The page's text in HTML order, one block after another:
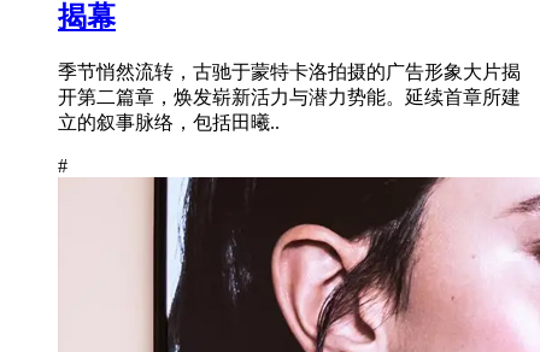
揭幕
季节悄然流转，古驰于蒙特卡洛拍摄的广告形象大片揭
开第二篇章，焕发崭新活力与潜力势能。延续首章所建
立的叙事脉络，包括田曦..
#